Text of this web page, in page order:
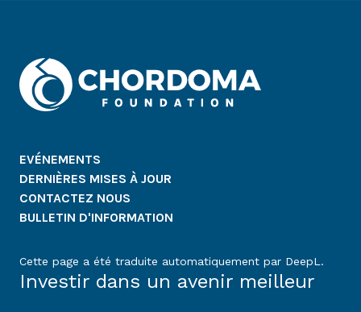
EVÉNEMENTS
DERNIÈRES MISES À JOUR
CONTACTEZ NOUS
BULLETIN D'INFORMATION
Cette page a été traduite automatiquement par DeepL.
Investir dans un avenir meilleur